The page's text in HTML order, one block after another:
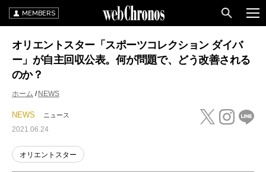
MEMBERS
オリエントスター「スポーツコレクション ダイバ
ー」が自主回収公表。何が問題で、どう改善される
のか？
ホーム NEWS
NEWS ニュース
2021.06.24
オリエントスター